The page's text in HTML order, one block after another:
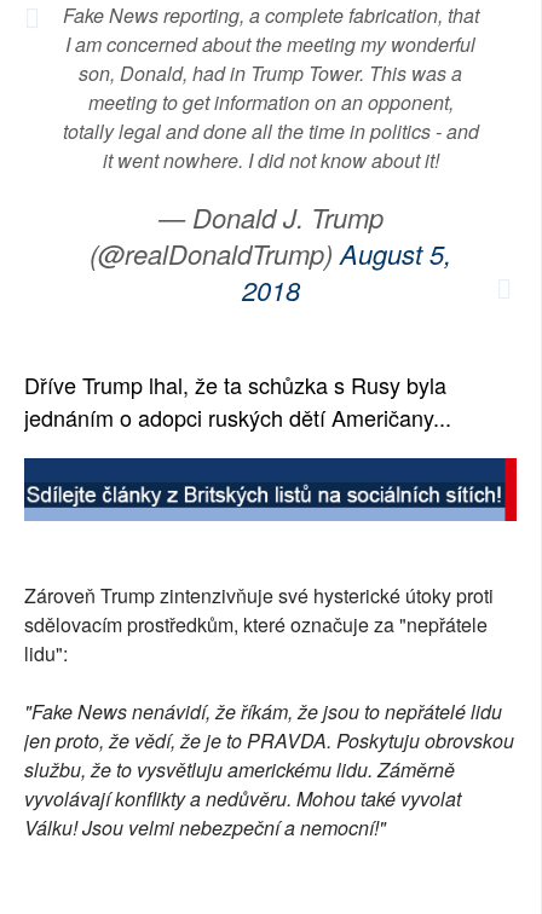
Fake News reporting, a complete fabrication, that
I am concerned about the meeting my wonderful
son, Donald, had in Trump Tower. This was a
meeting to get information on an opponent,
totally legal and done all the time in politics - and
it went nowhere. I did not know about it!
— Donald J. Trump
(@realDonaldTrump) August 5,
2018
Dříve Trump lhal, že ta schůzka s Rusy byla
jednáním o adopci ruských dětí Američany...
Zároveň Trump zintenzivňuje své hysterické útoky proti
sdělovacím prostředkům, které označuje za "nepřátele
lidu":
"Fake News nenávidí, že říkám, že jsou to nepřátelé lidu
jen proto, že vědí, že je to PRAVDA. Poskytuju obrovskou
službu, že to vysvětluju americkému lidu. Záměrně
vyvolávají konflikty a nedůvěru. Mohou také vyvolat
Válku! Jsou velmi nebezpeční a nemocní!"